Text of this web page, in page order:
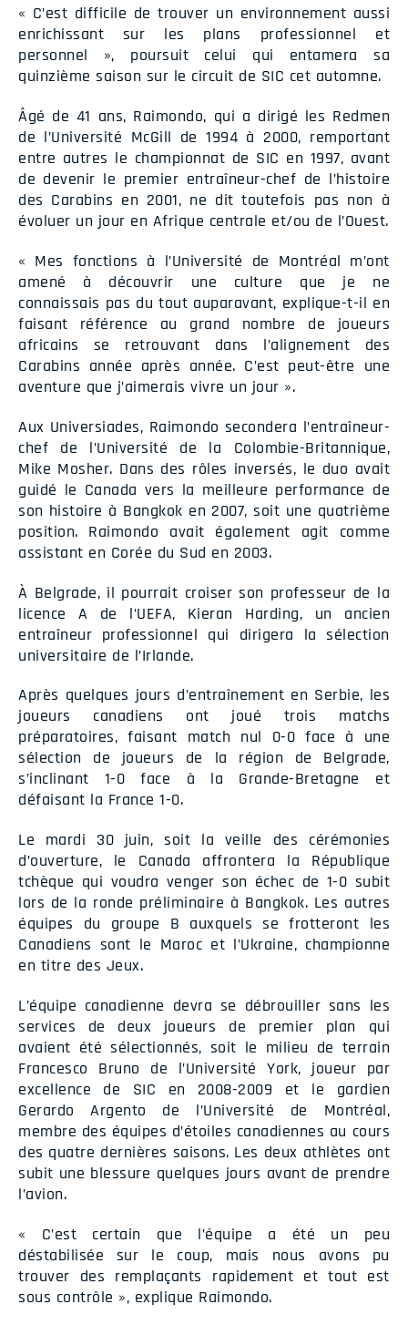
« C’est difficile de trouver un environnement aussi
enrichissant sur les plans professionnel et
personnel », poursuit celui qui entamera sa
quinzième saison sur le circuit de SIC cet automne.
Âgé de 41 ans, Raimondo, qui a dirigé les Redmen
de l’Université McGill de 1994 à 2000, remportant
entre autres le championnat de SIC en 1997, avant
de devenir le premier entraîneur-chef de l’histoire
des Carabins en 2001, ne dit toutefois pas non à
évoluer un jour en Afrique centrale et/ou de l’Ouest.
« Mes fonctions à l’Université de Montréal m’ont
amené à découvrir une culture que je ne
connaissais pas du tout auparavant, explique-t-il en
faisant référence au grand nombre de joueurs
africains se retrouvant dans l’alignement des
Carabins année après année. C’est peut-être une
aventure que j’aimerais vivre un jour ».
Aux Universiades, Raimondo secondera l’entraîneur-
chef de l’Université de la Colombie-Britannique,
Mike Mosher. Dans des rôles inversés, le duo avait
guidé le Canada vers la meilleure performance de
son histoire à Bangkok en 2007, soit une quatrième
position. Raimondo avait également agit comme
assistant en Corée du Sud en 2003.
À Belgrade, il pourrait croiser son professeur de la
licence A de l’UEFA, Kieran Harding, un ancien
entraîneur professionnel qui dirigera la sélection
universitaire de l’Irlande.
Après quelques jours d’entraînement en Serbie, les
joueurs canadiens ont joué trois matchs
préparatoires, faisant match nul 0-0 face à une
sélection de joueurs de la région de Belgrade,
s’inclinant 1-0 face à la Grande-Bretagne et
défaisant la France 1-0.
Le mardi 30 juin, soit la veille des cérémonies
d’ouverture, le Canada affrontera la République
tchèque qui voudra venger son échec de 1-0 subit
lors de la ronde préliminaire à Bangkok. Les autres
équipes du groupe B auxquels se frotteront les
Canadiens sont le Maroc et l’Ukraine, championne
en titre des Jeux.
L’équipe canadienne devra se débrouiller sans les
services de deux joueurs de premier plan qui
avaient été sélectionnés, soit le milieu de terrain
Francesco Bruno de l’Université York, joueur par
excellence de SIC en 2008-2009 et le gardien
Gerardo Argento de l’Université de Montréal,
membre des équipes d’étoiles canadiennes au cours
des quatre dernières saisons. Les deux athlètes ont
subit une blessure quelques jours avant de prendre
l’avion.
« C’est certain que l’équipe a été un peu
déstabilisée sur le coup, mais nous avons pu
trouver des remplaçants rapidement et tout est
sous contrôle », explique Raimondo.